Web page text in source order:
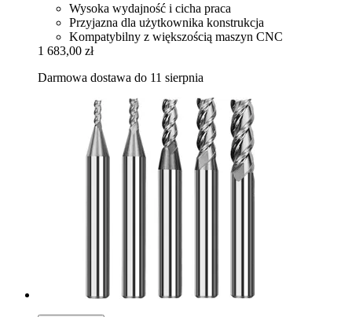
Wysoka wydajność i cicha praca
Przyjazna dla użytkownika konstrukcja
Kompatybilny z większością maszyn CNC
1 683,00 zł
Darmowa dostawa do 11 sierpnia